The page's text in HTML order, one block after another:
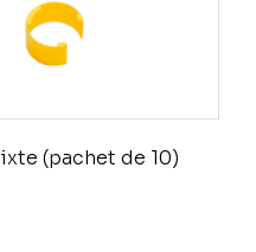
(pachet de 10)